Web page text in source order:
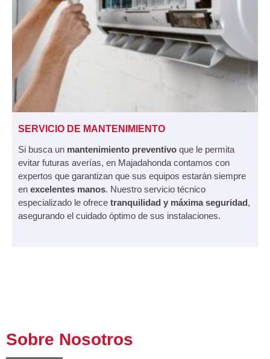
SERVICIO DE MANTENIMIENTO
Si busca un mantenimiento preventivo que le permita
evitar futuras averías, en Majadahonda contamos con
expertos que garantizan que sus equipos estarán siempre
en excelentes manos. Nuestro servicio técnico
especializado le ofrece tranquilidad y máxima seguridad,
asegurando el cuidado óptimo de sus instalaciones.
Sobre Nosotros